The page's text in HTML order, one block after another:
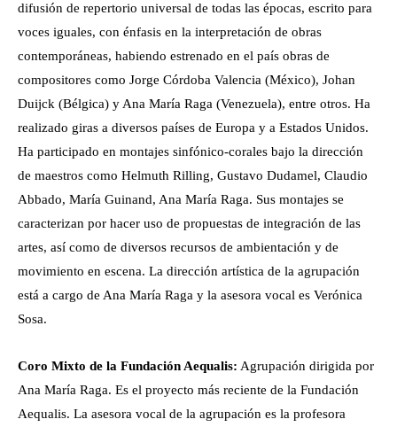
difusión de repertorio universal de todas las épocas, escrito para
voces iguales, con énfasis en la interpretación de obras
contemporáneas, habiendo estrenado en el país obras de
compositores como Jorge Córdoba Valencia (México), Johan
Duijck (Bélgica) y Ana María Raga (Venezuela), entre otros. Ha
realizado giras a diversos países de Europa y a Estados Unidos.
Ha participado en montajes sinfónico-corales bajo la dirección
de maestros como Helmuth Rilling, Gustavo Dudamel, Claudio
Abbado, María Guinand, Ana María Raga. Sus montajes se
caracterizan por hacer uso de propuestas de integración de las
artes, así como de diversos recursos de ambientación y de
movimiento en escena. La dirección artística de la agrupación
está a cargo de Ana María Raga y la asesora vocal es Verónica
Sosa.
Coro Mixto de la Fundación Aequalis: Agrupación dirigida por
Ana María Raga. Es el proyecto más reciente de la Fundación
Aequalis. La asesora vocal de la agrupación es la profesora